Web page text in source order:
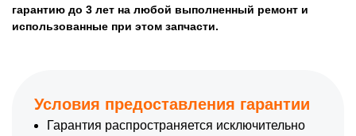
гарантию до 3 лет на любой выполненный ремонт и
использованные при этом запчасти.
Условия предоставления гарантии
Гарантия распространяется исключительно